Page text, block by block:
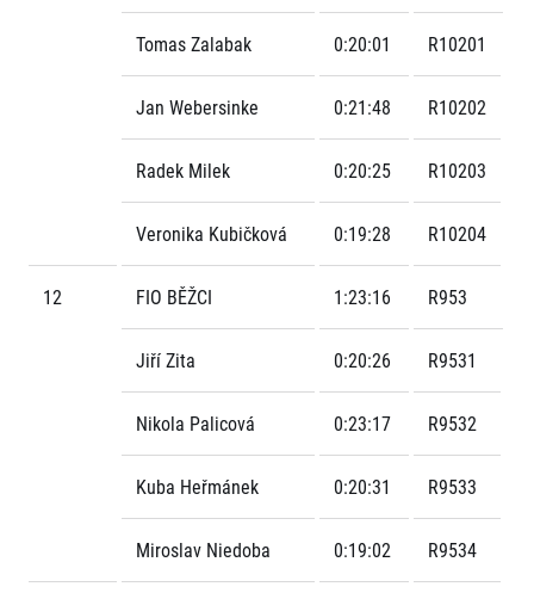
Tomas Zalabak 0:20:01 R10201
Jan Webersinke 0:21:48 R10202
Radek Milek 0:20:25 R10203
Veronika Kubičková 0:19:28 R10204
12 FIO BĚŽCI 1:23:16 R953
Jiří Zita 0:20:26 R9531
Nikola Palicová 0:23:17 R9532
Kuba Heřmánek 0:20:31 R9533
Miroslav Niedoba 0:19:02 R9534